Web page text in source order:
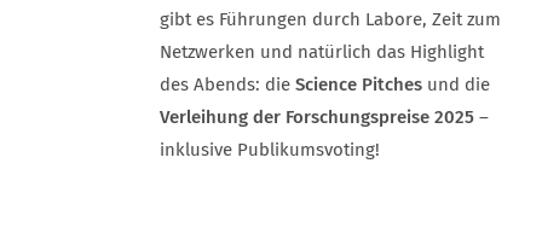
gibt es Führungen durch Labore, Zeit zum
Netzwerken und natürlich das Highlight
des Abends: die Science Pitches und die
Verleihung der Forschungspreise 2025 –
inklusive Publikumsvoting!